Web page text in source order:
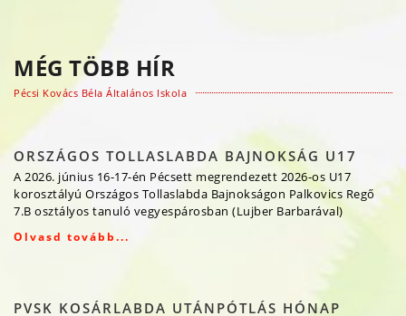
MÉG TÖBB HÍR
Pécsi Kovács Béla Általános Iskola
ORSZÁGOS TOLLASLABDA BAJNOKSÁG U17
A 2026. június 16-17-én Pécsett megrendezett 2026-os U17
korosztályú Országos Tollaslabda Bajnokságon Palkovics Regő
7.B osztályos tanuló vegyespárosban (Lujber Barbarával)
Olvasd tovább...
PVSK KOSÁRLABDA UTÁNPÓTLÁS HÓNAP